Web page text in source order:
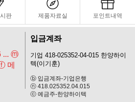
판 제품자료실 포인트내역
... ⓜ
메
입금계좌
기업 418-025352-04-015 한양하이
텍(이기훈)
ⓑ 입금계좌-기업은행
ⓝ 418.025352.04.015
ⓒ 예금주-한양하이텍